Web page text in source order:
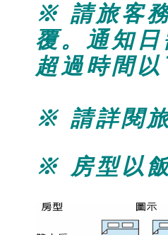
※ 請旅客
覆。通知
超過時間
※ 請詳閱
※ 房型以